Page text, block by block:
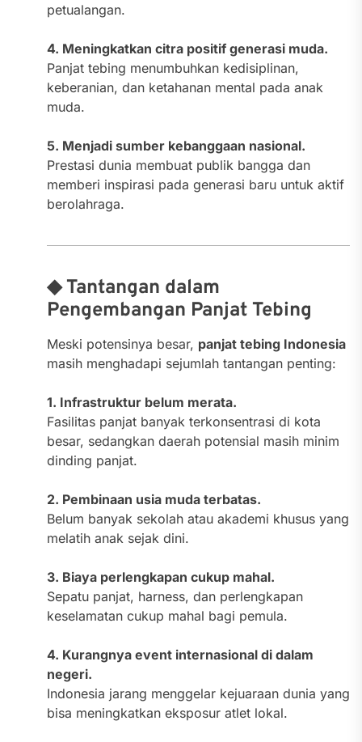
petualangan.
4. Meningkatkan citra positif generasi muda.
Panjat tebing menumbuhkan kedisiplinan,
keberanian, dan ketahanan mental pada anak
muda.
5. Menjadi sumber kebanggaan nasional.
Prestasi dunia membuat publik bangga dan
memberi inspirasi pada generasi baru untuk aktif
berolahraga.
◆ Tantangan dalam
Pengembangan Panjat Tebing
Meski potensinya besar, panjat tebing Indonesia
masih menghadapi sejumlah tantangan penting:
1. Infrastruktur belum merata.
Fasilitas panjat banyak terkonsentrasi di kota
besar, sedangkan daerah potensial masih minim
dinding panjat.
2. Pembinaan usia muda terbatas.
Belum banyak sekolah atau akademi khusus yang
melatih anak sejak dini.
3. Biaya perlengkapan cukup mahal.
Sepatu panjat, harness, dan perlengkapan
keselamatan cukup mahal bagi pemula.
4. Kurangnya event internasional di dalam
negeri.
Indonesia jarang menggelar kejuaraan dunia yang
bisa meningkatkan eksposur atlet lokal.